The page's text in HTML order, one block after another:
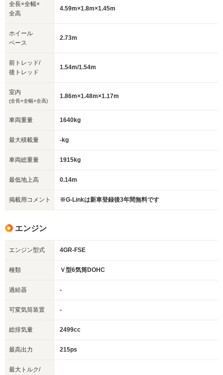
全長×全幅×
全高
4.59m×1.8m×1.45m
ホイール
ベース
2.73m
前トレッド/
後トレッド
1.54m/1.54m
室内
(全長×全幅×全高)
1.86m×1.48m×1.17m
車両重量 1640kg
最大積載量 -kg
車両総重量 1915kg
最低地上高 0.14m
掲載用コメント ※G-Linkは新車登録後3年間無料です
エンジン
エンジン型式 4GR-FSE
種類 Ｖ型6気筒DOHC
過給器 -
可変気筒装置 -
総排気量 2499cc
最高出力 215ps
最大トルク/